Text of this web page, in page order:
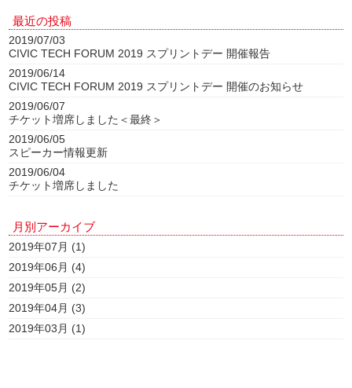
最近の投稿
2019/07/03
CIVIC TECH FORUM 2019 スプリントデー 開催報告
2019/06/14
CIVIC TECH FORUM 2019 スプリントデー 開催のお知らせ
2019/06/07
チケット増席しました＜最終＞
2019/06/05
スピーカー情報更新
2019/06/04
チケット増席しました
月別アーカイブ
2019年07月 (1)
2019年06月 (4)
2019年05月 (2)
2019年04月 (3)
2019年03月 (1)